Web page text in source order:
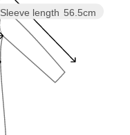
Sleeve length 56.5cm